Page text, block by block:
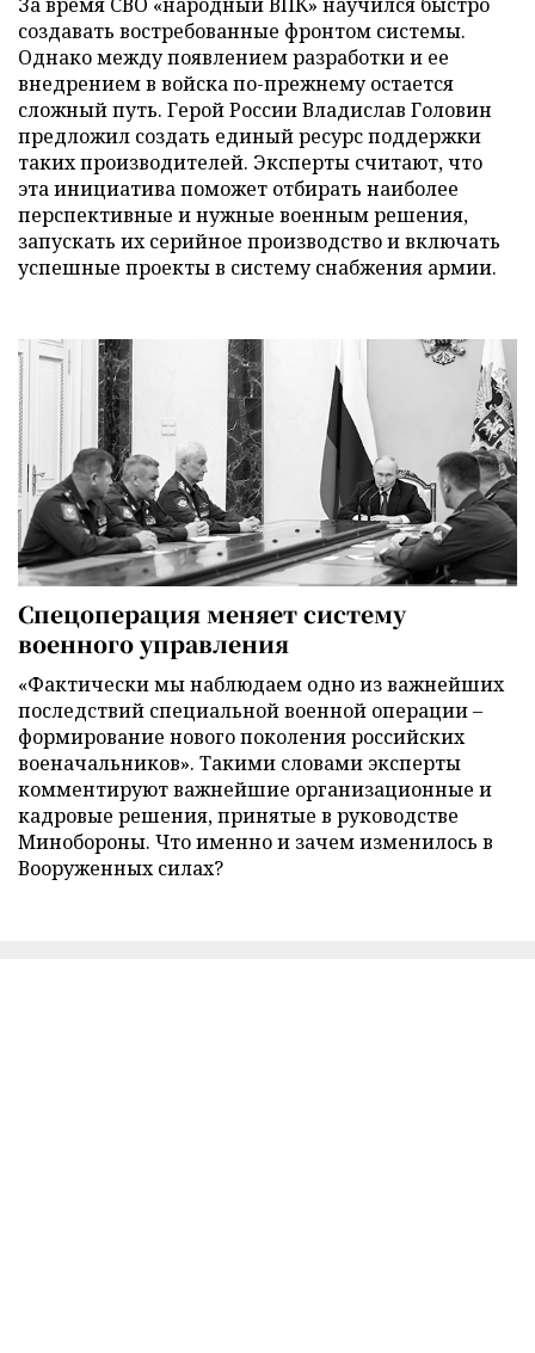
создавать востребованные фронтом системы.
Однако между появлением разработки и ее
внедрением в войска по-прежнему остается
сложный путь. Герой России Владислав Головин
предложил создать единый ресурс поддержки
таких производителей. Эксперты считают, что
эта инициатива поможет отбирать наиболее
перспективные и нужные военным решения,
запускать их серийное производство и включать
успешные проекты в систему снабжения армии.
Спецоперация меняет систему
военного управления
«Фактически мы наблюдаем одно из важнейших
последствий специальной военной операции –
формирование нового поколения российских
военачальников». Такими словами эксперты
комментируют важнейшие организационные и
кадровые решения, принятые в руководстве
Минобороны. Что именно и зачем изменилось в
Вооруженных силах?